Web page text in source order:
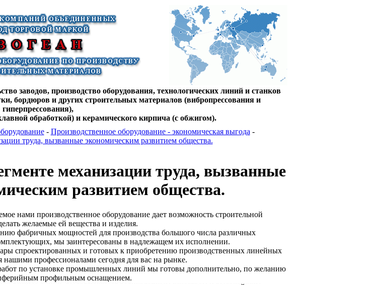
заводов, производство оборудования, технологических линий и станков
бордюров и других строительных материалов (вибропрессования и
гиперпрессования),
обработкой) и керамического кирпича (с обжигом).
- Производственное оборудование - экономическая выгода -
труда, вызванные экономическим развитием общества.
механизации труда, вызванные
развитием общества.
нами производственное оборудование дает возможность строительной
желаемые ей вещества и изделия.
фабричных мощностей для производства большого числа различных
мы заинтересованы в надлежащем их исполнении.
спроектированных и готовых к приобретению производственных линейных
нашими профессионалами сегодня для вас на рынке.
по установке промышленных линий мы готовы дополнительно, по желанию
профильным оснащением.